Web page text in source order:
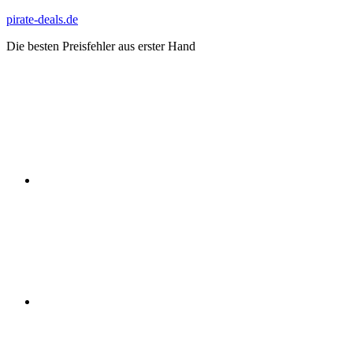
Zum
springen
pirate-deals.de
Die besten Preisfehler aus erster Hand